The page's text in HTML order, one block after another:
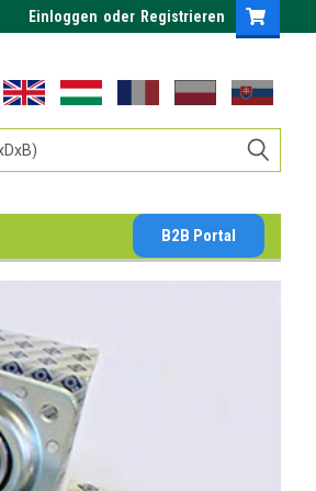
Einloggen oder Registrieren
B2B Portal